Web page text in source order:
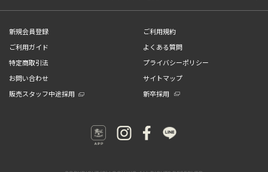
新規会員登録
ご利用規約
ご利用ガイド
よくある質問
特定商取引法
プライバシーポリシー
お問い合わせ
サイトマップ
販売スタッフ中途採用
新卒採用